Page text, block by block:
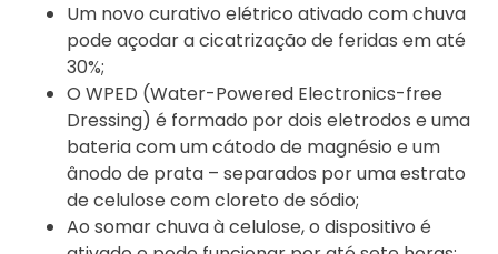
Um novo curativo elétrico ativado com chuva
pode açodar a cicatrização de feridas em até
30%;
O WPED (Water-Powered Electronics-free
Dressing) é formado por dois eletrodos e uma
bateria com um cátodo de magnésio e um
ânodo de prata – separados por uma estrato
de celulose com cloreto de sódio;
Ao somar chuva à celulose, o dispositivo é